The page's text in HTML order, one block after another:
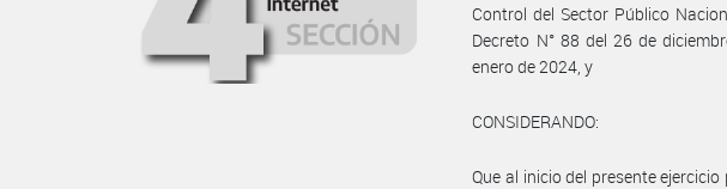
Control del Sector Público
Decreto N° 88 del 26 de
enero de 2024, y
CONSIDERANDO:
Que al inicio del presente